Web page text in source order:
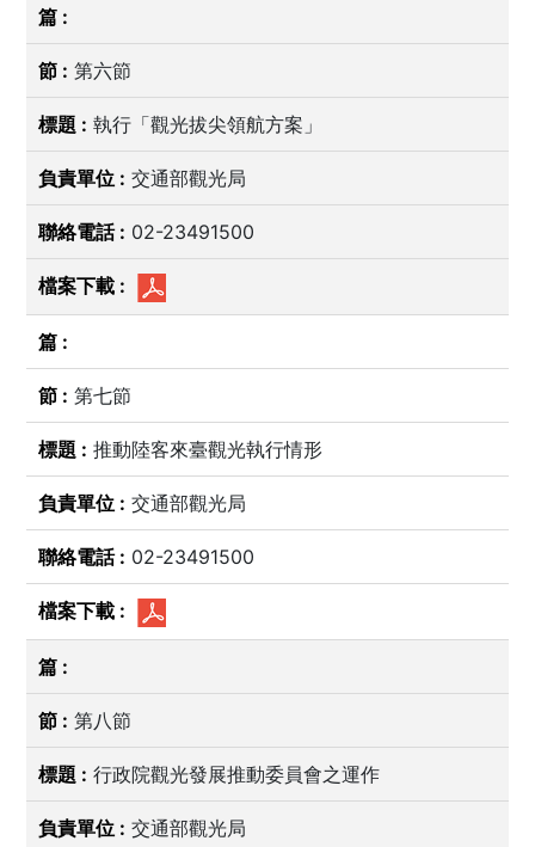
第六節
執行「觀光拔尖領航方案」
交通部觀光局
02-23491500
第七節
推動陸客來臺觀光執行情形
交通部觀光局
02-23491500
第八節
行政院觀光發展推動委員會之運作
交通部觀光局